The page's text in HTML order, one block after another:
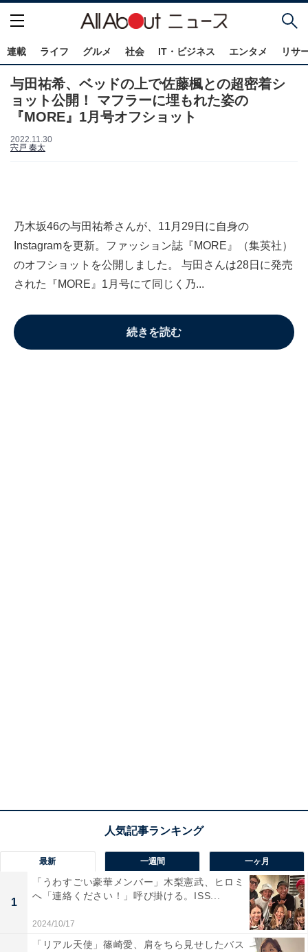
連載 ライフ グルメ 社会 IT・ビジネス エンタメ リサ
与田祐希、ベッドの上で佐藤楓との超密着シ
ョット公開！ マフラーに埋もれた姿の
『MORE』1月号オフショット
2022.11.30
宍戸 奏太
乃木坂46の与田祐希さんが、11月29日に自身の
Instagramを更新。ファッション誌『MORE』（集英社）
のオフショットを公開しました。 与田さんは28日に発売
された『MORE』1月号にて同じく乃...
続きを読む
最新 一週間 一ヶ月
1
「うわすごい豪華メンバー」木梨憲武、ヒロミ
へ「連絡ください！」呼び掛ける。ISS...
2024/10/17
「リアル天使」篠崎愛、肩をちら見せしたバス